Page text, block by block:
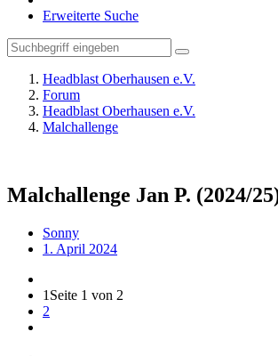
Erweiterte Suche
Headblast Oberhausen e.V.
Forum
Headblast Oberhausen e.V.
Malchallenge
Malchallenge Jan P. (2024/
Sonny
1. April 2024
1 Seite 1 von 2
2